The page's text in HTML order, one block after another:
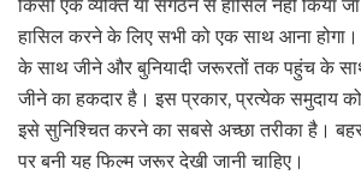
किसी एक व्यक्ति या संगठन से हासिल नहीं किया
हासिल करने के लिए सभी को एक साथ आना
के साथ जीने और बुनियादी जरूरतों तक पहुंच के
जीने का हकदार है। इस प्रकार, प्रत्येक समुदाय को
इसे सुनिश्चित करने का सबसे अच्छा तरीका है।
पर बनी यह फिल्म जरूर देखी जानी चाहिए।